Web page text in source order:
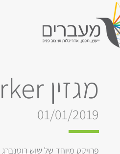
מגזין The Marker
01/01/2019
פרויקט מיוחד של שוש רוטנברג